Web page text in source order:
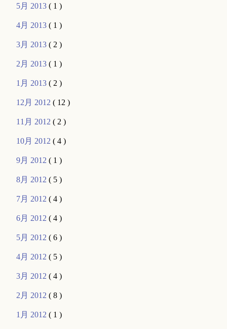
5月 2013( 1 )
4月 2013( 1 )
3月 2013( 2 )
2月 2013( 1 )
1月 2013( 2 )
12月 2012( 12 )
11月 2012( 2 )
10月 2012( 4 )
9月 2012( 1 )
8月 2012( 5 )
7月 2012( 4 )
6月 2012( 4 )
5月 2012( 6 )
4月 2012( 5 )
3月 2012( 4 )
2月 2012( 8 )
1月 2012( 1 )